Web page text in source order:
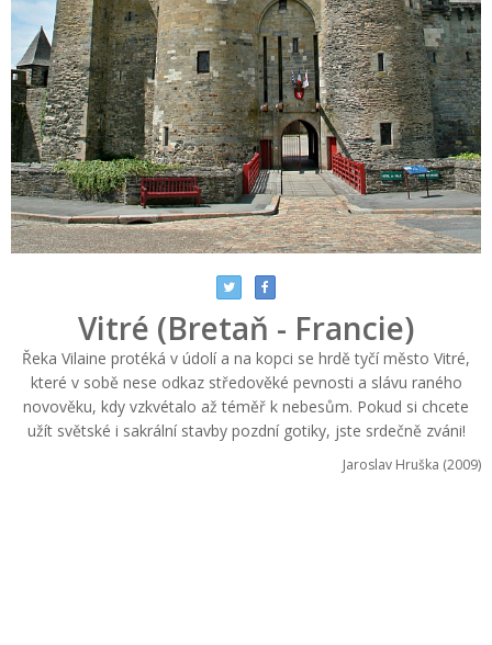
Vitré (Bretaň - Francie)
Řeka Vilaine protéká v údolí a na kopci se hrdě tyčí město Vitré,
které v sobě nese odkaz středověké pevnosti a slávu raného
novověku, kdy vzkvétalo až téměř k nebesům. Pokud si chcete
užít světské i sakrální stavby pozdní gotiky, jste srdečně zváni!
Jaroslav Hruška (2009)